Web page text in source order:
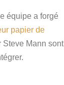
équipe a forgé
papier de
Steve Mann sont